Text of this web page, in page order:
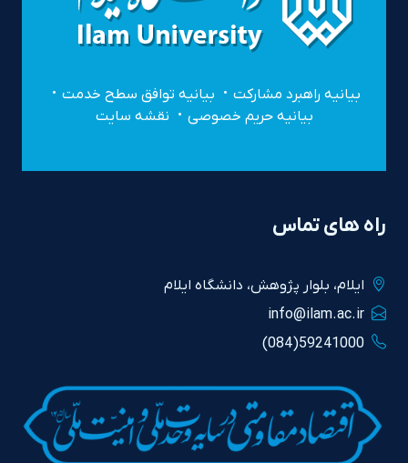
بیانیه راهبرد مشارکت
بیانیه توافق سطح خدمت
بیانیه حریم خصوصی
نقشه سایت
راه های تماس
ايلام، بلوار پژوهش، دانشگاه ايلام
info@ilam.ac.ir
59241000(084)